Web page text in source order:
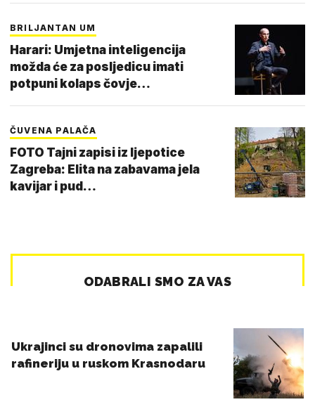
BRILJANTAN UM
Harari: Umjetna inteligencija
možda će za posljedicu imati
potpuni kolaps čovje…
ČUVENA PALAČA
FOTO Tajni zapisi iz ljepotice
Zagreba: Elita na zabavama jela
kavijar i pud…